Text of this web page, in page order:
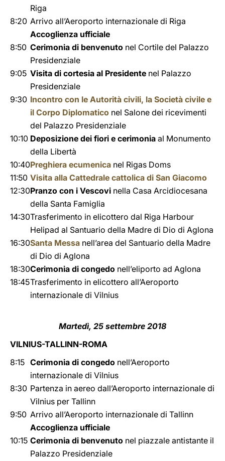
Riga
8:20 Arrivo all’Aeroporto internazionale di Riga
Accoglienza ufficiale
8:50 Cerimonia di benvenuto nel Cortile del Palazzo
Presidenziale
9:05 Visita di cortesia al Presidente nel Palazzo
Presidenziale
9:30 Incontro con le Autorità civili, la Società civile e
il Corpo Diplomatico nel Salone dei ricevimenti
del Palazzo Presidenziale
10:10 Deposizione dei fiori e cerimonia al Monumento
della Libertà
10:40Preghiera ecumenica nel Rigas Doms
11:50 Visita alla Cattedrale cattolica di San Giacomo
12:30Pranzo con i Vescovi nella Casa Arcidiocesana
della Santa Famiglia
14:30Trasferimento in elicottero dal Riga Harbour
Helipad al Santuario della Madre di Dio di Aglona
16:30Santa Messa nell’area del Santuario della Madre
di Dio di Aglona
18:30Cerimonia di congedo nell’eliporto ad Aglona
18:45Trasferimento in elicottero all’Aeroporto
internazionale di Vilnius
Martedì, 25 settembre 2018
VILNIUS-TALLINN-ROMA
8:15 Cerimonia di congedo nell’Aeroporto
internazionale di Vilnius
8:30 Partenza in aereo dall’Aeroporto internazionale di
Vilnius per Tallinn
9:50 Arrivo all’Aeroporto internazionale di Tallinn
Accoglienza ufficiale
10:15 Cerimonia di benvenuto nel piazzale antistante il
Palazzo Presidenziale